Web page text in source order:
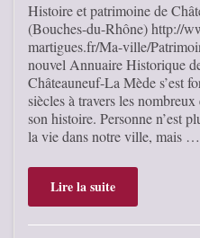
Histoire et patrimoine de
(Bouches-du-Rhône) http://
martigues.fr/Ma-ville/
nouvel Annuaire Historique
Châteauneuf-La Mède s’est
siècles à travers les
son histoire. Personne n’est
la vie dans notre ville, mais …
Lire la suite